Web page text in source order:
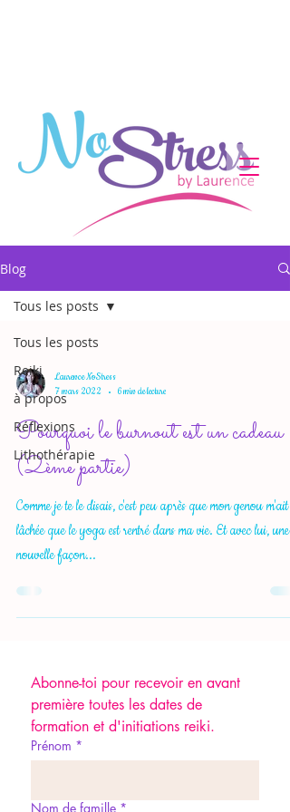
Blog
Tous les posts
Reiki
à propos
Réflexions
Lithothérapie
Tous les posts
Laurence NoStress
7 mars 2022
6 min de lecture
Pourquoi le burnout est un cadeau
(2ème partie)
Comme je te le disais, c'est peu après que mon genou m'ait
lâchée que le yoga est rentré dans ma vie. Et avec lui, une
nouvelle façon...
Abonne-toi pour recevoir en avant
première toutes les dates de
formation et d'initiations reiki.
Prénom *
Nom de famille *